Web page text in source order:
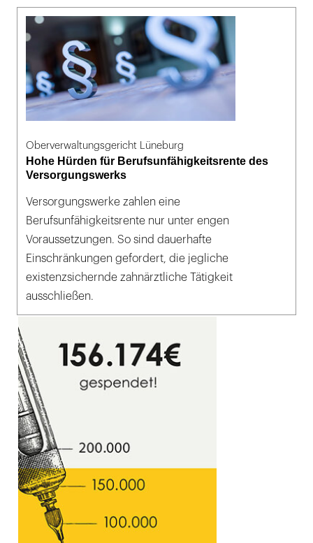
Oberverwaltungsgericht Lüneburg
Hohe Hürden für Berufsunfähigkeitsrente des
Versorgungswerks
Versorgungswerke zahlen eine
Berufsunfähigkeitsrente nur unter engen
Voraussetzungen. So sind dauerhafte
Einschränkungen gefordert, die jegliche
existenzsichernde zahnärztliche Tätigkeit
ausschließen.